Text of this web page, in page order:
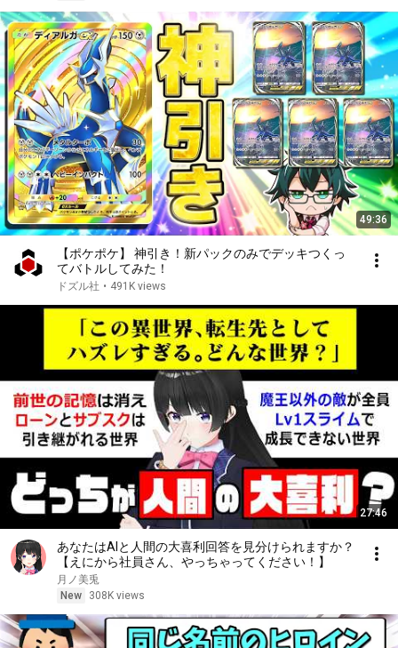
49:36
【ポケポケ】 神引き！新パックのみでデッキつくっ
てバトルしてみた！
ドズル社 • 491K views
27:46
あなたはAIと人間の大喜利回答を見分けられますか？
【えにから社員さん、やっちゃってください！】
月ノ美兎
New
308K views